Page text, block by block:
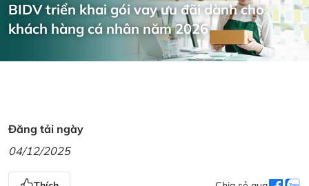
BIDV triển khai gói vay ưu đãi dành cho
khách hàng cá nhân năm 2026
Đăng tải ngày
04/12/2025